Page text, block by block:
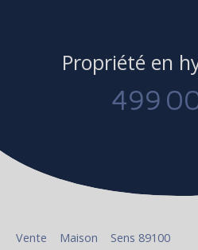
Propriété en
499
Vente Maison
Sens 89100